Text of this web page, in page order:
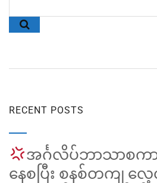
RECENT POSTS
အင်္ဂလိပ်ဘာသာစက
နေစပြီး စနစ်တကျ